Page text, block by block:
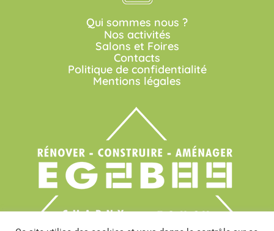
Qui sommes nous ?
Nos activités
Salons et Foires
Contacts
Politique de confidentialité
Mentions légales